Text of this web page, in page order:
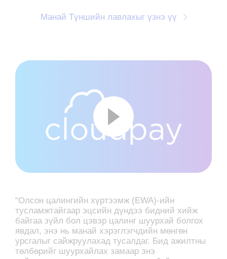
Манай Түншийн лавлахыг үзнэ үү
“Олсон цалингийн хүртээмж (EWA)-ийн
тусламжтайгаар эцсийн дүндээ бидний хийж
байгаа зүйл бол цэвэр цалинг шуурхай болгох
явдал, энэ нь манай хэрэглэгчдийн мөнгөн
урсгалыг сайжруулахад тусалдаг. Бид ажилтны
төлбөрийг шуурхайлах замаар энэ